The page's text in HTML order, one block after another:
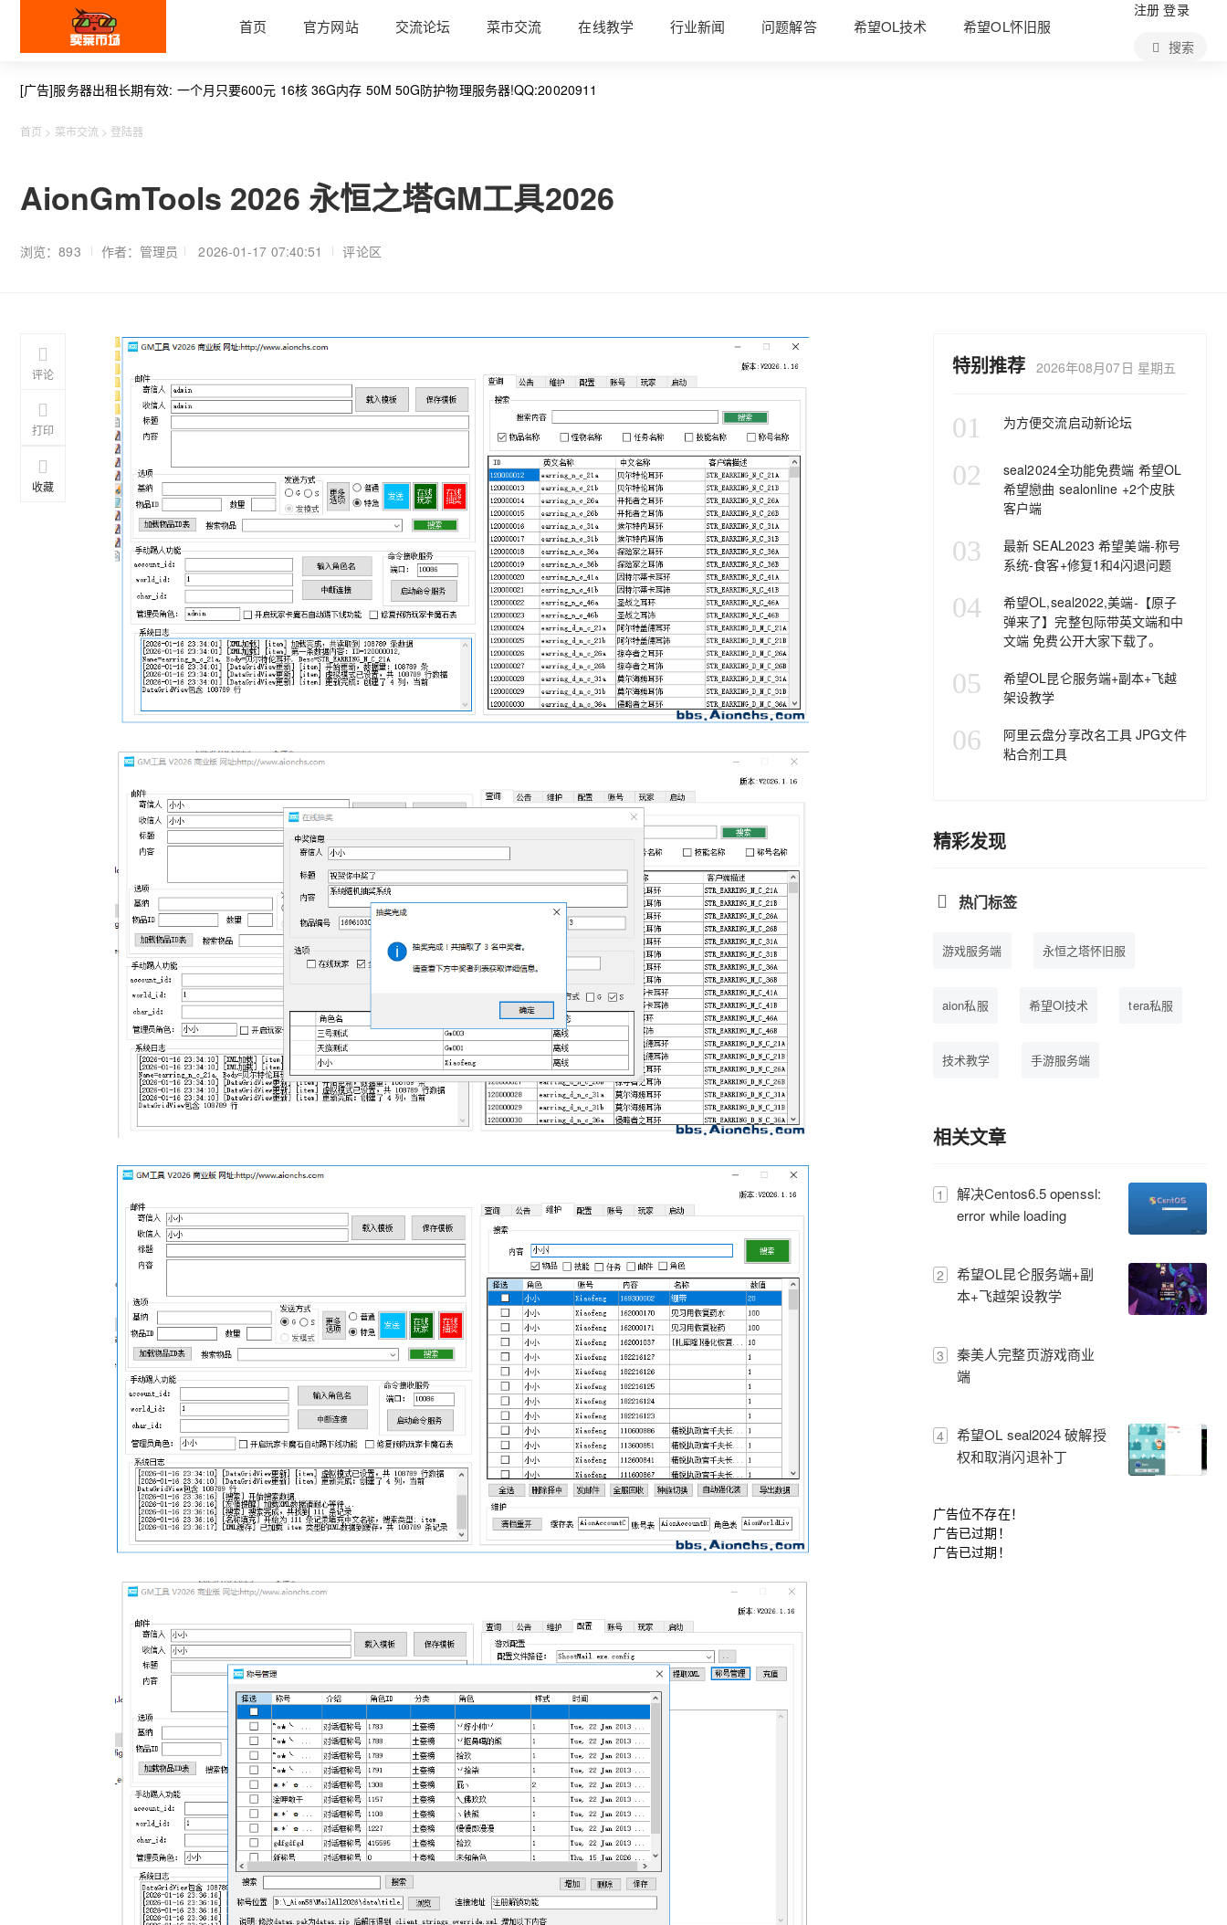
首页 官方网站 交流论坛 菜市交流 在线教学 行业新闻 问题解答 希望OL技术 希望OL怀旧服
注册 登录
搜索
[广告]服务器出租长期有效: 一个月只要600元 16核 36G内存 50M 50G防护物理服务器!QQ:20020911
首页 > 菜市交流 > 登陆器
AionGmTools 2026 永恒之塔GM工具2026
浏览：893 作者：管理员 2026-01-17 07:40:51 评论区
评论
打印
收藏
特别推荐 2026年08月07日 星期五
01 为方便交流启动新论坛
02
seal2024全功能免费端 希望OL
希望戀曲 sealonline +2个皮肤
客户端
03
最新 SEAL2023 希望美端-称号
系统-食客+修复1和4闪退问题
04
希望OL,seal2022,美端-【原子
弹来了】完整包际带英文端和中
文端 免费公开大家下载了。
05
希望OL昆仑服务端+副本+飞越
架设教学
06
阿里云盘分享改名工具 JPG文件
粘合剂工具
精彩发现
热门标签
游戏服务端 永恒之塔怀旧服
aion私服 希望Ol技术 tera私服
技术教学 手游服务端
相关文章
1
解决Centos6.5 openssl:
error while loading
open shared object file:
No such file or directory
2
希望OL昆仑服务端+副
本+飞越架设教学
3
秦美人完整页游戏商业
端
4
希望OL seal2024 破解授
权和取消闪退补丁
广告位不存在！
广告已过期！
广告已过期！